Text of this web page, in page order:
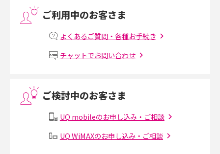
プリペイドSIMとは？種類やメリット・デメリット、利用までの流れを解説
Threads（スレッズ）とは？主な機能や登録方法、投稿の仕方を解説
Instagram（インスタグラム）でスクショするとバレる？バレるケースや撮
ご利用中のお客さま
よくあるご質問・各種お手続き
チャットでお問い合わせ
ご検討中のお客さま
UQ mobileのお申し込み・ご相談
UQ WiMAXのお申し込み・ご相談